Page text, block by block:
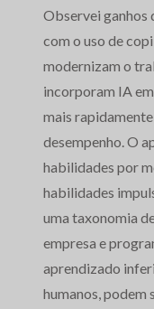
Observei ganhos
com o uso de
modernizam o
incorporam IA
mais
desempenho. O
habilidades por
habilidades
uma taxonomia
empresa e
aprendizado
humanos, podem